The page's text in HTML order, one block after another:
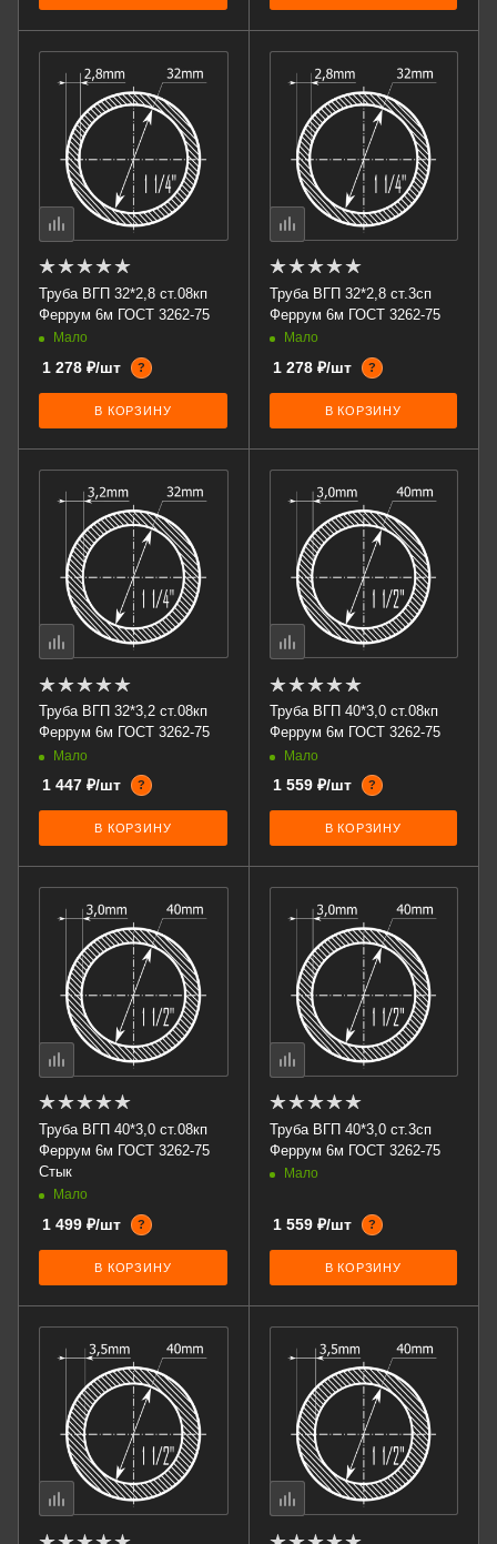
Труба ВГП 32*2,8 ст.08кп
Феррум 6м ГОСТ 3262-75
Мало
1 278 ₽/шт ?
В КОРЗИНУ
Труба ВГП 32*2,8 ст.3сп
Феррум 6м ГОСТ 3262-75
Мало
1 278 ₽/шт ?
В КОРЗИНУ
Труба ВГП 32*3,2 ст.08кп
Феррум 6м ГОСТ 3262-75
Мало
1 447 ₽/шт ?
В КОРЗИНУ
Труба ВГП 40*3,0 ст.08кп
Феррум 6м ГОСТ 3262-75
Мало
1 559 ₽/шт ?
В КОРЗИНУ
Труба ВГП 40*3,0 ст.08кп
Феррум 6м ГОСТ 3262-75
Стык
Мало
1 499 ₽/шт ?
В КОРЗИНУ
Труба ВГП 40*3,0 ст.3сп
Феррум 6м ГОСТ 3262-75
Мало
1 559 ₽/шт ?
В КОРЗИНУ